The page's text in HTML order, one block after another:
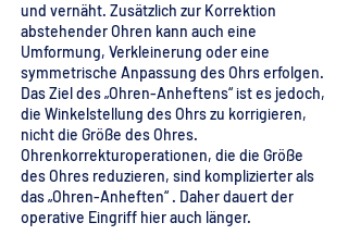
und vernäht. Zusätzlich zur Korrektion
abstehender Ohren kann auch eine
Umformung, Verkleinerung oder eine
symmetrische Anpassung des Ohrs erfolgen.
Das Ziel des „Ohren-Anheftens“ ist es jedoch,
die Winkelstellung des Ohrs zu korrigieren,
nicht die Größe des Ohres.
Ohrenkorrekturoperationen, die die Größe
des Ohres reduzieren, sind komplizierter als
das „Ohren-Anheften“ . Daher dauert der
operative Eingriff hier auch länger.